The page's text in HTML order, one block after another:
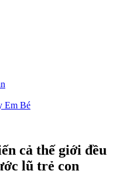
Em Bé
cả thế giới đều
lũ trẻ con